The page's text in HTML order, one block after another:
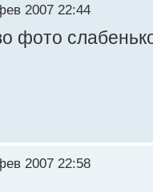
2007 22:44
фото
2007 22:58